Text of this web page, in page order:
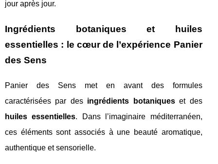
jour après jour.
Ingrédients botaniques et huiles
essentielles : le cœur de l’expérience Panier
des Sens
Panier des Sens met en avant des formules
caractérisées par des ingrédients botaniqueset des
huiles essentielles. Dans l’imaginaire méditerranéen,
ces éléments sont associés à une beauté aromatique,
authentique et sensorielle.